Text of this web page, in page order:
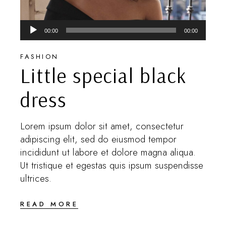
Audio
Player
00:00 00:00
FASHION
Little special black
dress
Lorem ipsum dolor sit amet, consectetur
adipiscing elit, sed do eiusmod tempor
incididunt ut labore et dolore magna aliqua.
Ut tristique et egestas quis ipsum suspendisse
ultrices.
READ MORE